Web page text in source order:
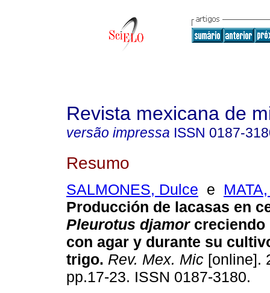
Revista mexicana de
versão impressa ISSN 0187-
Resumo
SALMONES, Dulce e
Producción de lacasas en
Pleurotus djamorcreciendo
con agar y durante su
trigo. Rev. Mex. Mic [online].
pp.17-23. ISSN 0187-3180.